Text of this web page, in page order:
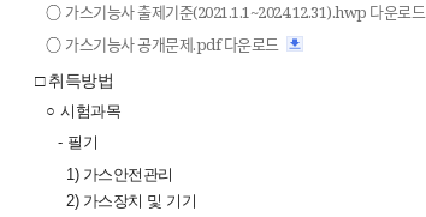
○ 가스기능사 출제기준(2021.1.1~2024.12.31).hwp 다운로드
○ 가스기능사 공개문제.pdf 다운로드
□ 취득방법
○ 시험과목
- 필기
1) 가스안전관리
2) 가스장치 및 기기